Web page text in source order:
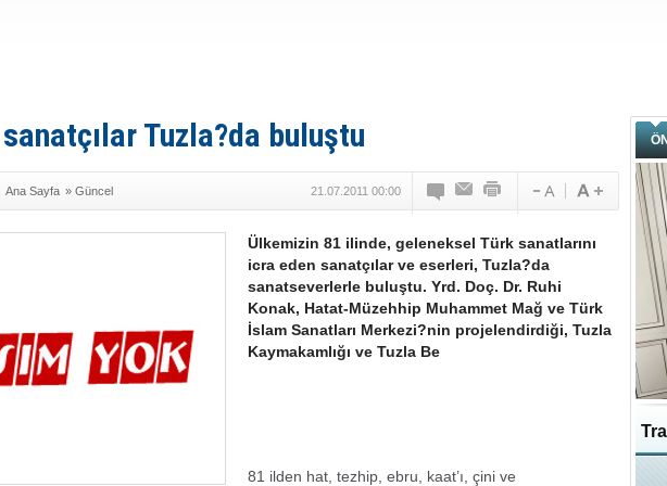
Tuzla?da buluştu
Ana Sayfa » Güncel 21.07.2011 00:00
Ülkemizin 81 ilinde, geleneksel Türk sanatlarını
icra eden sanatçılar ve eserleri, Tuzla?da
sanatseverlerle buluştu. Yrd. Doç. Dr. Ruhi
Konak, Hatat-Müzehhip Muhammet Mağ ve Türk
İslam Sanatları Merkezi?nin projelendirdiği, Tuzla
Kaymakamlığı ve Tuzla Be
81 ilden hat, tezhip, ebru, kaat’ı, çini ve